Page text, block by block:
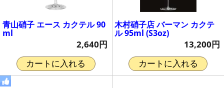
青山硝子 エース カクテル 90
ml
2,640円
カートに入れる
木村硝子店 バーマン カクテ
ル 95ml (S3oz)
13,200円
カートに入れる